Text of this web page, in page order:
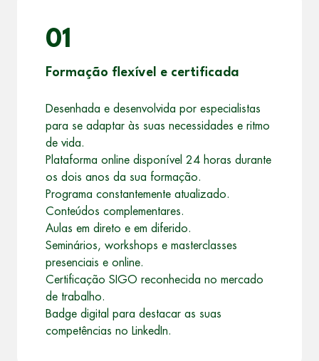
01
Formação flexível e certificada
Desenhada e desenvolvida por especialistas
para se adaptar às suas necessidades e ritmo
de vida.
Plataforma online disponível 24 horas durante
os dois anos da sua formação.
Programa constantemente atualizado.
Conteúdos complementares.
Aulas em direto e em diferido.
Seminários, workshops e masterclasses
presenciais e online.
Certificação SIGO reconhecida no mercado
de trabalho.
Badge digital para destacar as suas
competências no LinkedIn.